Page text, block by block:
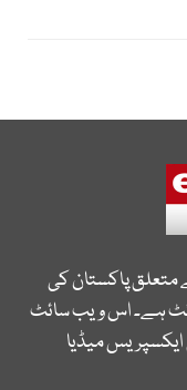
متعلق پاکستان کی
ہے۔ اس ویب سائٹ
میڈیا